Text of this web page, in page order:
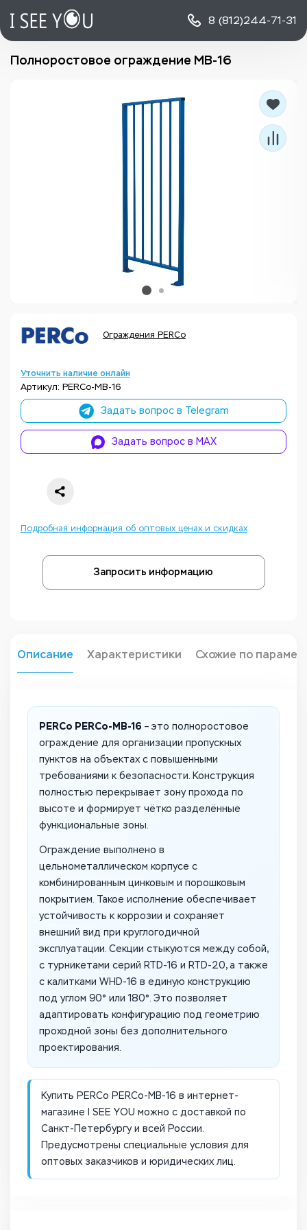
8 (812)244-71-31
Полноростовое ограждение MB-16
Ограждения PERCo
Уточнить наличие онлайн
Артикул: PERCo-MB-16
Задать вопрос в Telegram
Задать вопрос в MAX
Подробная информация об оптовых ценах и скидках
Запросить информацию
Описание Характеристики Схожие по
PERCo PERCo-MB-16 – это полноростовое
ограждение для организации пропускных
пунктов на объектах с повышенными
требованиями к безопасности. Конструкция
полностью перекрывает зону прохода по
высоте и формирует чётко разделённые
функциональные зоны.
Ограждение выполнено в
цельнометаллическом корпусе с
комбинированным цинковым и порошковым
покрытием. Такое исполнение обеспечивает
устойчивость к коррозии и сохраняет
внешний вид при круглогодичной
эксплуатации. Секции стыкуются между собой,
с турникетами серий RTD-16 и RTD-20, а также
с калитками WHD-16 в единую конструкцию
под углом 90° или 180°. Это позволяет
адаптировать конфигурацию под геометрию
проходной зоны без дополнительного
проектирования.
Купить PERCo PERCo-MB-16 в интернет-
магазине I SEE YOU можно с доставкой по
Санкт-Петербургу и всей России.
Предусмотрены специальные условия для
оптовых заказчиков и юридических лиц.